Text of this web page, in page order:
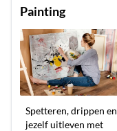
Painting
Spetteren, drippen en
jezelf uitleven met